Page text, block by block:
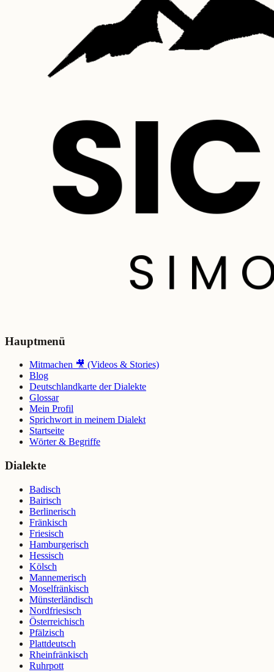
Hauptmenü
Mitmachen 🎥 (Videos & Stories)
Blog
Deutschlandkarte der Dialekte
Glossar
Mein Profil
Sprichwort in meinem Dialekt
Startseite
Wörter & Begriffe
Dialekte
Badisch
Bairisch
Berlinerisch
Fränkisch
Friesisch
Hamburgerisch
Hessisch
Kölsch
Mannemerisch
Moselfränkisch
Münsterländisch
Nordfriesisch
Österreichisch
Pfälzisch
Plattdeutsch
Rheinfränkisch
Ruhrpott